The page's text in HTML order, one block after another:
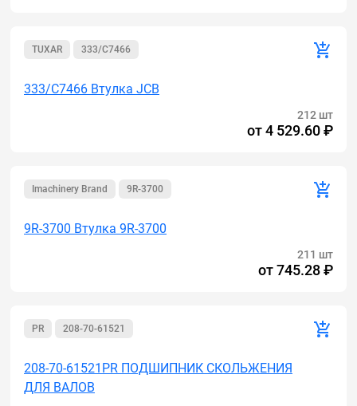
TUXAR 333/C7466
333/C7466 Втулка JCB
212 шт
от4 529.60 ₽
Imachinery Brand 9R-3700
9R-3700 Втулка 9R-3700
211 шт
от745.28 ₽
PR 208-70-61521
208-70-61521PR ПОДШИПНИК СКОЛЬЖЕНИЯ
ДЛЯ ВАЛОВ